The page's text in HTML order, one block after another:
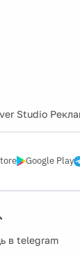
Studio
Google Play